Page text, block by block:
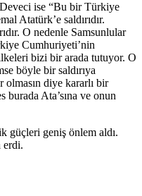
ise “Bu bir Türkiye
Atatürk’e saldırıdır.
O nedenle Samsunlular
Cumhuriyeti’nin
bizi bir arada tutuyor. O
böyle bir saldırıya
diye kararlı bir
burada Ata’sına ve onun
güçleri geniş önlem aldı.
erdi.